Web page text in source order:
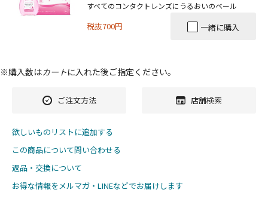
すべてのコンタクトレンズにうるおいのベール
税抜700円 一緒に購入
※購入数はカートに入れた後ご指定ください。
ご注文方法 店舗検索
欲しいものリストに追加する
この商品について問い合わせる
返品・交換について
お得な情報をメルマガ・LINEなどでお届けします